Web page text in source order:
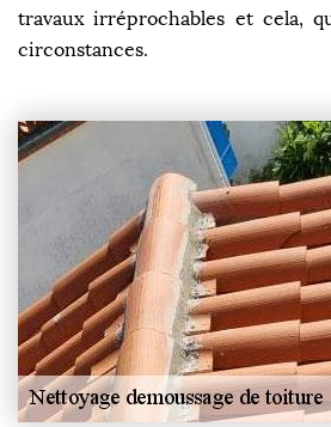
travaux irréprochables et cela,
circonstances.